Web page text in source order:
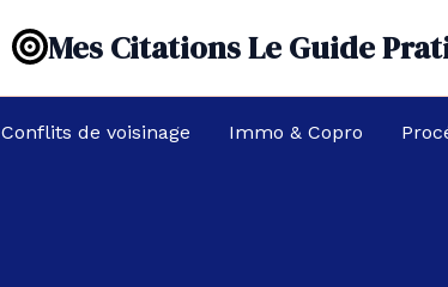
Mes Citations Le Guide
Conflits de voisinage Immo & Copro